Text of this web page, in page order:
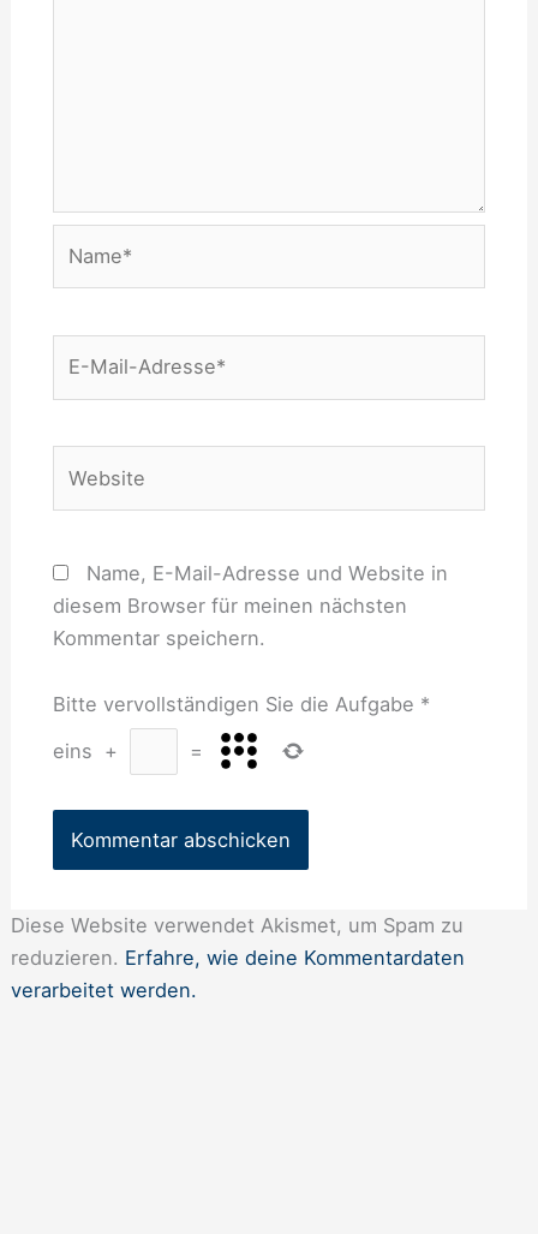
Name, E-Mail-Adresse und Website in
diesem Browser für meinen nächsten
Kommentar speichern.
Bitte vervollständigen Sie die Aufgabe *
eins + =
Diese Website verwendet Akismet, um Spam zu
reduzieren. Erfahre, wie deine Kommentardaten
verarbeitet werden.